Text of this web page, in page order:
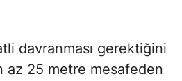
davranması gerektiğini
az 25 metre mesafeden